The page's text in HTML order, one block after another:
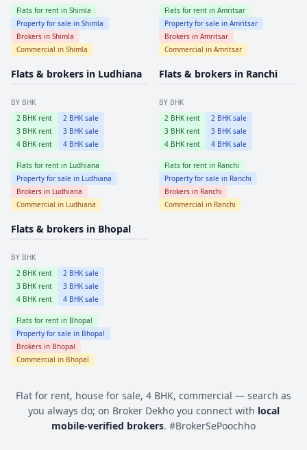
Flats for rent in Shimla
Property for sale in Shimla
Brokers in Shimla
Commercial in Shimla
Flats for rent in Amritsar
Property for sale in Amritsar
Brokers in Amritsar
Commercial in Amritsar
Flats & brokers in Ludhiana
BY BHK
2 BHK rent 2 BHK sale
3 BHK rent 3 BHK sale
4 BHK rent 4 BHK sale
Flats for rent in Ludhiana
Property for sale in Ludhiana
Brokers in Ludhiana
Commercial in Ludhiana
Flats & brokers in Ranchi
BY BHK
2 BHK rent 2 BHK sale
3 BHK rent 3 BHK sale
4 BHK rent 4 BHK sale
Flats for rent in Ranchi
Property for sale in Ranchi
Brokers in Ranchi
Commercial in Ranchi
Flats & brokers in Bhopal
BY BHK
2 BHK rent 2 BHK sale
3 BHK rent 3 BHK sale
4 BHK rent 4 BHK sale
Flats for rent in Bhopal
Property for sale in Bhopal
Brokers in Bhopal
Commercial in Bhopal
Flat for rent, house for sale, 4 BHK, commercial — search as
you always do; on Broker Dekho you connect with local
mobile-verified brokers. #BrokerSePoochho